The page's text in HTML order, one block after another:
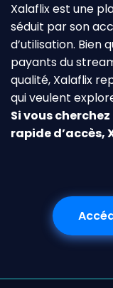
Xalaflix est une
séduit par son
d’utilisation. Bien
payants du
qualité, Xalaflix
qui veulent
Si vous
rapide d’accès,